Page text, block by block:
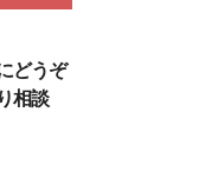
どうぞ
相談